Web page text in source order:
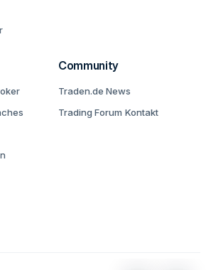
Community
Traden.de News
Trading Forum Kontakt